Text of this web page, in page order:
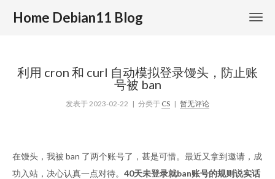
Home Debian11 Blog
利用 cron 和 curl 自动模拟登录馒头，防止账
号被 ban
发表于2023-02-22 | 分类于 CS | 暂无评论
在馒头，我被 ban 了两个账号了，甚是可惜。最近又拿到邀请，成
功入站，决心认真一点对待。 40天未登录就ban账号的规则说实话